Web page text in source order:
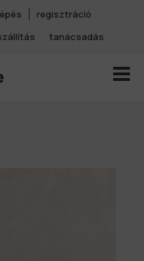
regisztráció
tanácsadás